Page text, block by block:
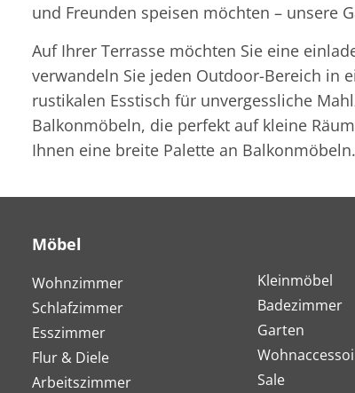
und Freunden speisen möchten – unsere
Auf Ihrer Terrasse möchten Sie eine
verwandeln Sie jeden Outdoor-Bereich in
rustikalen Esstisch für unvergessliche
Balkonmöbeln, die perfekt auf kleine
Ihnen eine breite Palette an Balkonmöbeln.
Möbel
Wohnzimmer
Schlafzimmer
Esszimmer
Flur & Diele
Arbeitszimmer
Kleinmöbel
Badezimmer
Garten
Sale